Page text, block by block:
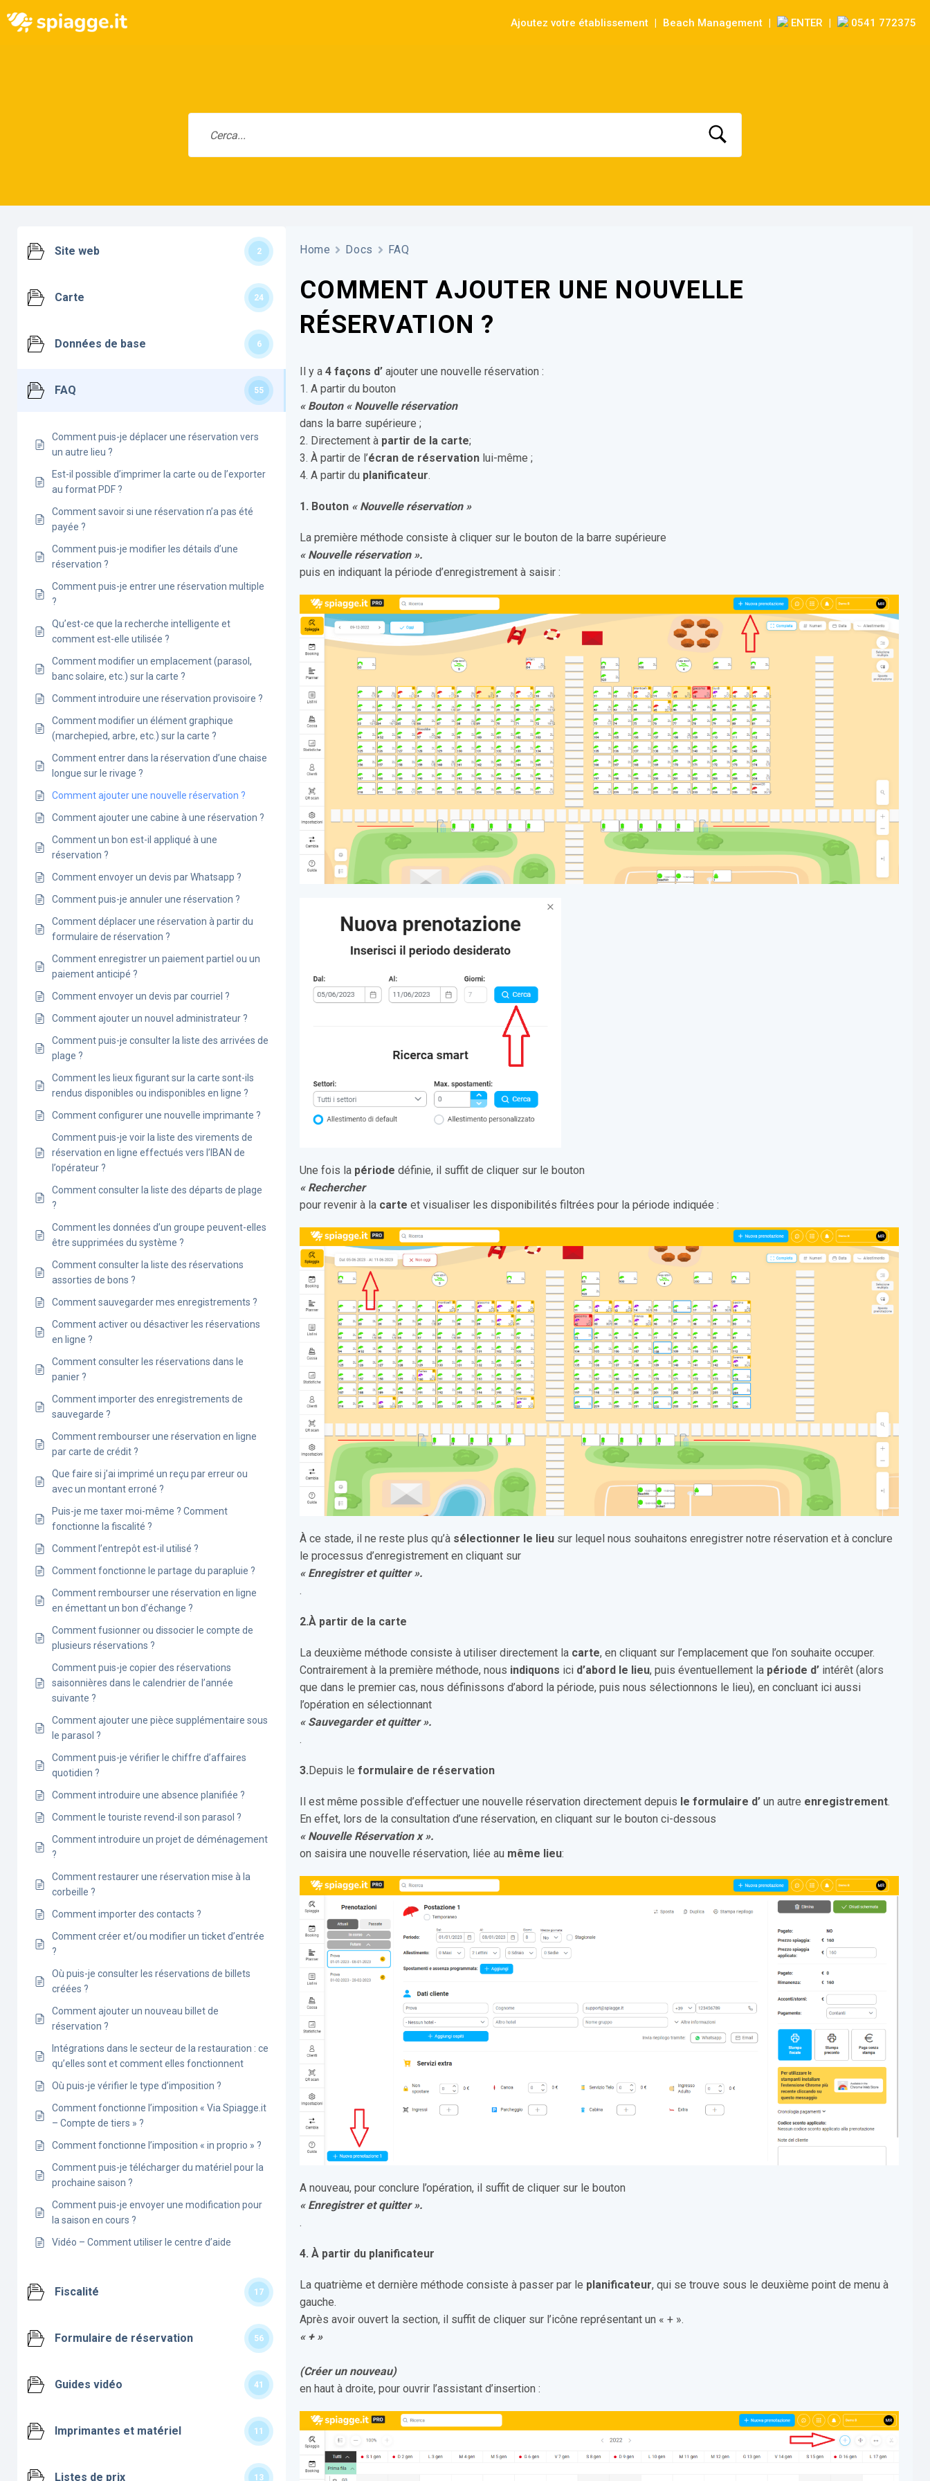
Ajoutez votre établissement Beach Management ENTER 0541 772375
Site web 2
Carte 24
Données de base 6
FAQ 55
Comment puis-je déplacer une réservation vers
un autre lieu ?
Est-il possible d’imprimer la carte ou de l’exporter
au format PDF ?
Comment savoir si une réservation n’a pas été
payée ?
Comment puis-je modifier les détails d’une
réservation ?
Comment puis-je entrer une réservation multiple
?
Qu’est-ce que la recherche intelligente et
comment est-elle utilisée ?
Comment modifier un emplacement (parasol,
banc solaire, etc.) sur la carte ?
Comment introduire une réservation provisoire ?
Comment modifier un élément graphique
(marchepied, arbre, etc.) sur la carte ?
Comment entrer dans la réservation d’une chaise
longue sur le rivage ?
Comment ajouter une nouvelle réservation ?
Comment ajouter une cabine à une réservation ?
Comment un bon est-il appliqué à une
réservation ?
Comment envoyer un devis par Whatsapp ?
Comment puis-je annuler une réservation ?
Comment déplacer une réservation à partir du
formulaire de réservation ?
Comment enregistrer un paiement partiel ou un
paiement anticipé ?
Comment envoyer un devis par courriel ?
Comment ajouter un nouvel administrateur ?
Comment puis-je consulter la liste des arrivées de
plage ?
Comment les lieux figurant sur la carte sont-ils
rendus disponibles ou indisponibles en ligne ?
Comment configurer une nouvelle imprimante ?
Comment puis-je voir la liste des virements de
réservation en ligne effectués vers l’IBAN de
l’opérateur ?
Comment consulter la liste des départs de plage
?
Comment les données d’un groupe peuvent-elles
être supprimées du système ?
Comment consulter la liste des réservations
assorties de bons ?
Comment sauvegarder mes enregistrements ?
Comment activer ou désactiver les réservations
en ligne ?
Comment consulter les réservations dans le
panier ?
Comment importer des enregistrements de
sauvegarde ?
Comment rembourser une réservation en ligne
par carte de crédit ?
Que faire si j’ai imprimé un reçu par erreur ou
avec un montant erroné ?
Puis-je me taxer moi-même ? Comment
fonctionne la fiscalité ?
Comment l’entrepôt est-il utilisé ?
Comment fonctionne le partage du parapluie ?
Comment rembourser une réservation en ligne
en émettant un bon d’échange ?
Comment fusionner ou dissocier le compte de
plusieurs réservations ?
Comment puis-je copier des réservations
saisonnières dans le calendrier de l’année
suivante ?
Comment ajouter une pièce supplémentaire sous
le parasol ?
Comment puis-je vérifier le chiffre d’affaires
quotidien ?
Comment introduire une absence planifiée ?
Comment le touriste revend-il son parasol ?
Comment introduire un projet de déménagement
?
Comment restaurer une réservation mise à la
corbeille ?
Comment importer des contacts ?
Comment créer et/ou modifier un ticket d’entrée
?
Où puis-je consulter les réservations de billets
créées ?
Comment ajouter un nouveau billet de
réservation ?
Intégrations dans le secteur de la restauration : ce
qu’elles sont et comment elles fonctionnent
Où puis-je vérifier le type d’imposition ?
Comment fonctionne l’imposition « Via Spiagge.it
– Compte de tiers » ?
Comment fonctionne l’imposition « in proprio » ?
Comment puis-je télécharger du matériel pour la
prochaine saison ?
Comment puis-je envoyer une modification pour
la saison en cours ?
Vidéo – Comment utiliser le centre d’aide
Fiscalité 17
Formulaire de réservation 56
Guides vidéo 41
Imprimantes et matériel 11
Listes de prix 13
Home Docs FAQ
COMMENT AJOUTER UNE NOUVELLE
RÉSERVATION ?
Il y a4 façons d’ ajouter une nouvelle réservation :
1. A partir du bouton
« Bouton « Nouvelle réservation
dans la barre supérieure ;
2. Directement à partir de la carte;
3. À partir de l’écran de réservation lui-même ;
4. A partir du planificateur.
1. Bouton « Nouvelle réservation »
La première méthode consiste à cliquer sur le bouton de la barre supérieure
« Nouvelle réservation ».
puis en indiquant la période d’enregistrement à saisir :
Une fois la période définie, il suffit de cliquer sur le bouton
« Rechercher
pour revenir à la carte et visualiser les disponibilités filtrées pour la période indiquée :
À ce stade, il ne reste plus qu’à sélectionner le lieu sur lequel nous souhaitons enregistrer notre réservation et à conclure
le processus d’enregistrement en cliquant sur
« Enregistrer et quitter ».
.
2.À partir de la carte
La deuxième méthode consiste à utiliser directement la carte, en cliquant sur l’emplacement que l’on souhaite occuper.
Contrairement à la première méthode, nous indiquons ici d’abord le lieu, puis éventuellement la période d’ intérêt (alors
que dans le premier cas, nous définissons d’abord la période, puis nous sélectionnons le lieu), en concluant ici aussi
l’opération en sélectionnant
« Sauvegarder et quitter ».
.
3.Depuis leformulaire de réservation
Il est même possible d’effectuer une nouvelle réservation directement depuis le formulaire d’ un autre enregistrement.
En effet, lors de la consultation d’une réservation, en cliquant sur le bouton ci-dessous
« Nouvelle Réservation x ».
on saisira une nouvelle réservation, liée au même lieu:
A nouveau, pour conclure l’opération, il suffit de cliquer sur le bouton
« Enregistrer et quitter ».
.
4. À partir du planificateur
La quatrième et dernière méthode consiste à passer par le planificateur, qui se trouve sous le deuxième point de menu à
gauche.
Après avoir ouvert la section, il suffit de cliquer sur l’icône représentant un « + ».
« + »
(Créer un nouveau)
en haut à droite, pour ouvrir l’assistant d’insertion :